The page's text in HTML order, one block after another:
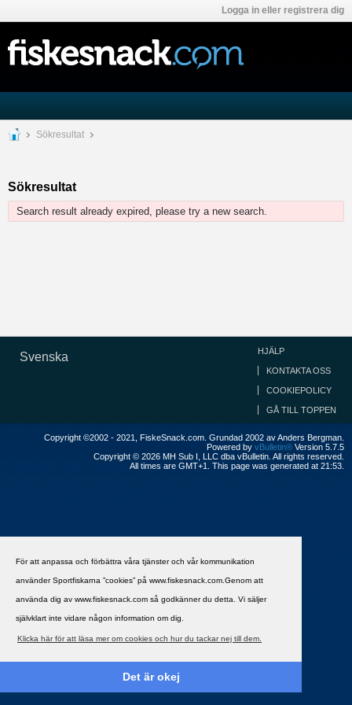
För att anpassa och förbättra våra tjänster och vår kommunikation
använder Sportfiskarna ”cookies” på www.fiskesnack.com.Genom att
använda dig av www.fiskesnack.com så godkänner du detta. Vi säljer
självklart inte vidare någon information om dig.
Klicka här för att läsa mer om cookies och hur du tackar nej till dem.
Det är okej
Logga in eller registrera dig
Sökresultat
Sökresultat
Search result already expired, please try a new search.
Svenska HJÄLP
KONTAKTA OSS
COOKIEPOLICY
GÅ TILL TOPPEN
Copyright ©2002 - 2021, FiskeSnack.com. Grundad 2002 av Anders Bergman.
Powered by vBulletin® Version 5.7.5
Copyright © 2026 MH Sub I, LLC dba vBulletin. All rights reserved.
All times are GMT+1. This page was generated at 21:53.